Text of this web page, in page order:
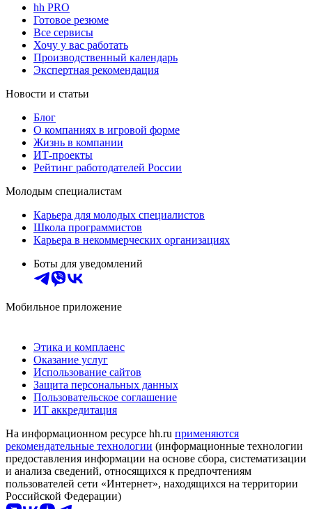
hh PRO
Готовое резюме
Все сервисы
Хочу у вас работать
Производственный календарь
Экспертная рекомендация
Новости и статьи
Блог
О компаниях в игровой форме
Жизнь в компании
ИТ-проекты
Рейтинг работодателей России
Молодым специалистам
Карьера для молодых специалистов
Школа программистов
Карьера в некоммерческих организациях
Боты для уведомлений
Мобильное приложение
Этика и комплаенс
Оказание услуг
Использование сайтов
Защита персональных данных
Пользовательское соглашение
ИТ аккредитация
На информационном ресурсе hh.ru применяются
рекомендательные технологии (информационные технологии
предоставления информации на основе сбора, систематизации
и анализа сведений, относящихся к предпочтениям
пользователей сети «Интернет», находящихся на территории
Российской Федерации)